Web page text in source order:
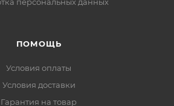
ПОМОЩЬ
Условия оплаты
Условия доставки
Гарантия на товар